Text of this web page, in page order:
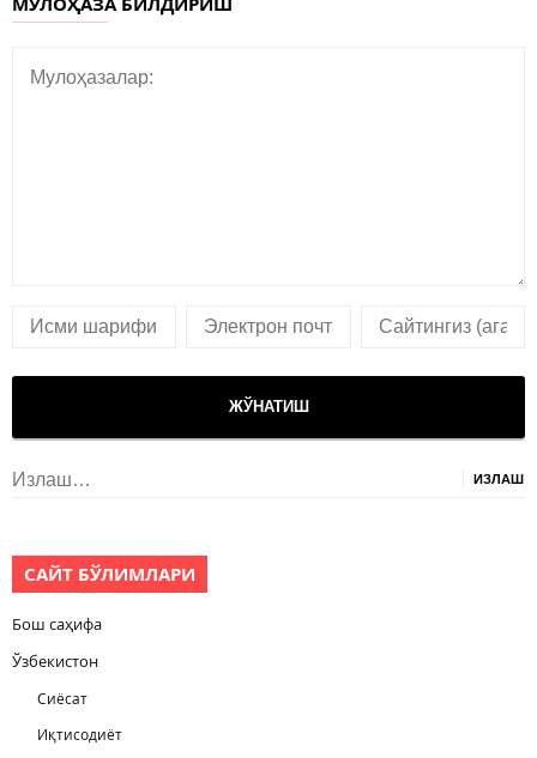
Излаш:
САЙТ БЎЛИМЛАРИ
Бош саҳифа
Ўзбекистон
Сиёсат
Иқтисодиёт